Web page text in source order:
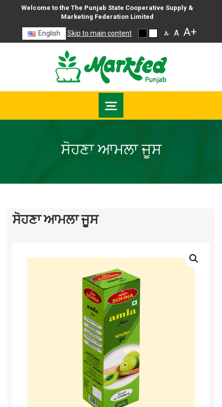
Welcome to the The Punjab State Cooperative Supply &
Marketing Federation Limited
English Skip to main content A- A A+
ਸੋਹਣਾ ਆਮਲਾ ਜੂਸ
ਸੋਹਣਾ ਆਮਲਾ ਜੂਸ